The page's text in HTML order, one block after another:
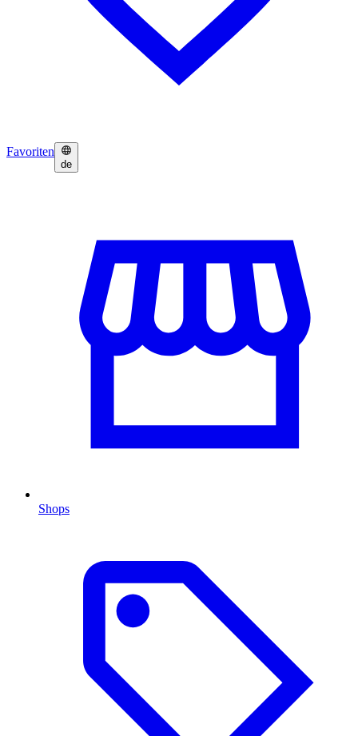
Favoriten
de
Shops